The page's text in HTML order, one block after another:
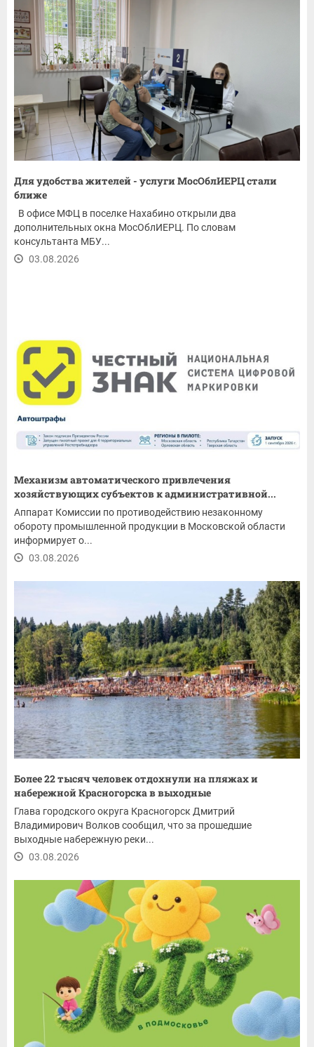
Для удобства жителей - услуги МосОблИЕРЦ стали
ближе
В офисе МФЦ в поселке Нахабино открыли два
дополнительных окна МосОблИЕРЦ. По словам
консультанта МБУ...
03.08.2026
Механизм автоматического привлечения
хозяйствующих субъектов к административной...
Аппарат Комиссии по противодействию незаконному
обороту промышленной продукции в Московской области
информирует о...
03.08.2026
Более 22 тысяч человек отдохнули на пляжах и
набережной Красногорска в выходные
Глава городского округа Красногорск Дмитрий
Владимирович Волков сообщил, что за прошедшие
выходные набережную реки...
03.08.2026